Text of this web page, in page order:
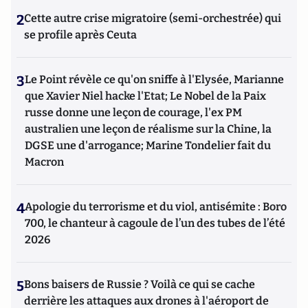
2Cette autre crise migratoire (semi-orchestrée) qui
se profile après Ceuta
3Le Point révèle ce qu'on sniffe à l'Elysée, Marianne
que Xavier Niel hacke l'Etat; Le Nobel de la Paix
russe donne une leçon de courage, l'ex PM
australien une leçon de réalisme sur la Chine, la
DGSE une d'arrogance; Marine Tondelier fait du
Macron
4Apologie du terrorisme et du viol, antisémite : Boro
700, le chanteur à cagoule de l’un des tubes de l’été
2026
5Bons baisers de Russie ? Voilà ce qui se cache
derrière les attaques aux drones à l'aéroport de